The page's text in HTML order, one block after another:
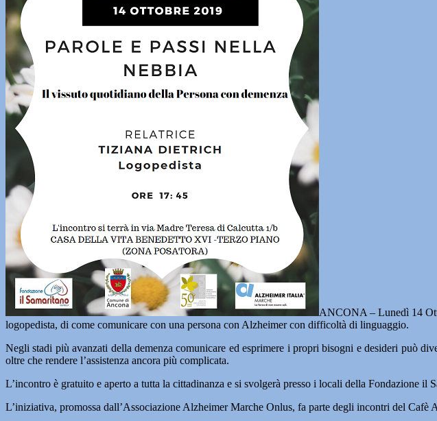
ANCONA – Lunedì 14
logopedista, di come comunicare con una persona con Alzheimer con difficoltà di linguaggio.
Negli stadi più avanzati della demenza comunicare ed esprimere i propri bisogni e desideri può
oltre che rendere l’assistenza ancora più complicata.
L’incontro è gratuito e aperto a tutta la cittadinanza e si svolgerà presso i locali della Fondazione
L’iniziativa, promossa dall’Associazione Alzheimer Marche Onlus, fa parte degli incontri del Cafè